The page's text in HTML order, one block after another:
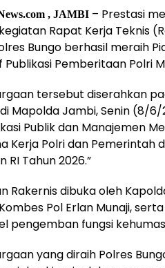
, JAMBI – Prestasi
Rapat Kerja Teknis
Bungo berhasil meraih
Publikasi Pemberitaan Polri
tersebut diserahkan
Mapolda Jambi, Senin (8/
Publik dan Manajemen
Kerja Polri dan Pemerintah
RI Tahun 2026.”
Rakernis dibuka oleh
Pol Erlan Munaji,
pengemban fungsi
yang diraih Polres